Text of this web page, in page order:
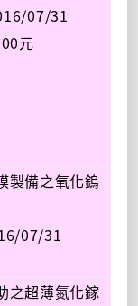
07/31
元
製備之氧化鎢
07/31
之超薄氮化鎵